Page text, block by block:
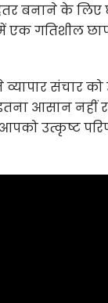
बनाने के लिए
एक गतिशील
संचार
आसान नहीं
आपको उत्कृष्ट